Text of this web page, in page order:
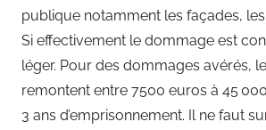
publique notamment les façades,
Si effectivement le dommage est
léger. Pour des dommages avérés,
remontent entre 7500 euros à 45
3 ans d’emprisonnement. Il ne faut